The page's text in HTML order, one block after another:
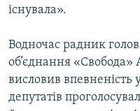
Усі сайти RFE/RL
існувала».
Водночас радник
об’єднання
висловив
депутатів